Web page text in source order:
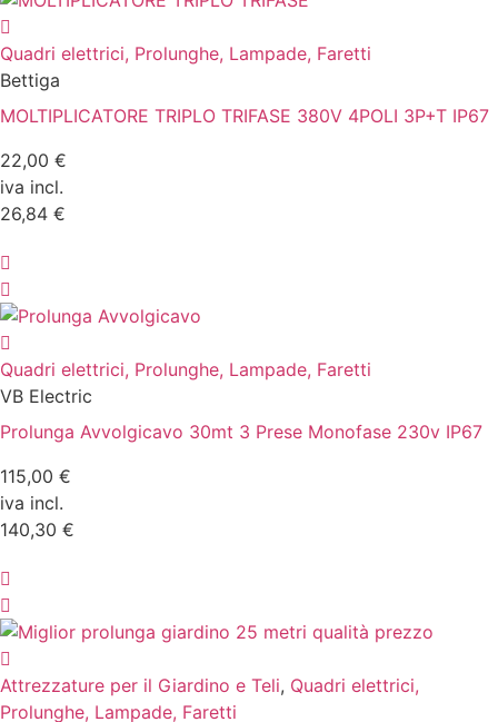
Quadri elettrici, Prolunghe, Lampade, Faretti
Bettiga
MOLTIPLICATORE TRIPLO TRIFASE 380V 4POLI 3P+T IP67
22,00 €
iva incl.
26,84 €
Quadri elettrici, Prolunghe, Lampade, Faretti
VB Electric
Prolunga Avvolgicavo 30mt 3 Prese Monofase 230v IP67
115,00 €
iva incl.
140,30 €
Attrezzature per il Giardino e Teli, Quadri elettrici,
Prolunghe, Lampade, Faretti